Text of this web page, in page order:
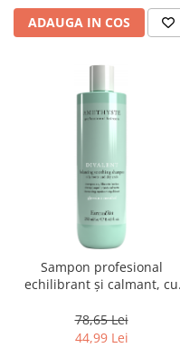
ADAUGA IN COS
Sampon profesional
echilibrant și calmant, cu
Farmavita Amethyste
250 ml
78,65 Lei
44,99 Lei